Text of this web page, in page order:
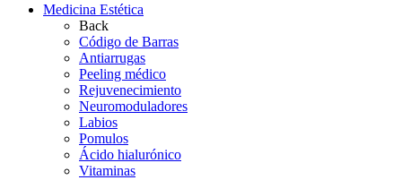
Medicina Estética
Back
Código de Barras
Antiarrugas
Peeling médico
Rejuvenecimiento
Neuromoduladores
Labios
Pomulos
Ácido hialurónico
Vitaminas